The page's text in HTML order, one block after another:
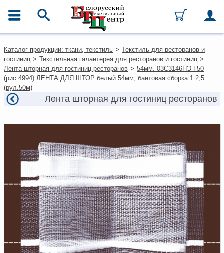
Каталог
Ткани
Домашний текстиль
Одежда
Ковры
Текстиль для ресторанов и
Текстильная галантерея и
Условия работы
Как оформить заказ
Вакансии
Как нас найти
Написать нам
Доверенность на
получение груза
Документы по работе с
Каталог продукции: ткани, текстиль > Текстиль для ресторанов и
гостиниц > Текстильная галантерея для ресторанов и гостиниц >
Лента шторная для гостиниц ресторанов > 54мм. 03С3146ПЭ-Г50
(рис.4994) ЛЕНТА ДЛЯ ШТОР белый 54мм, бантовая сборка 1:2,5
(рул.50м)
Лента шторная для гостиниц ресторанов